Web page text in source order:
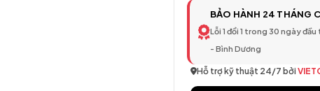
BẢO HÀNH 24 THÁNG
Lỗi 1 đổi 1 trong 30 ngày
- Bình Dương
Hỗ trợ kỹ thuật 24/7 bởi